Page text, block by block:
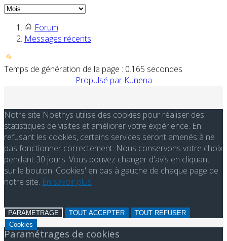
Forum
Messages récents
Temps de génération de la page : 0.165 secondes
Propulsé par Kunena
Notre site Noethys utilise des cookies pour réaliser des
statistiques de visites et améliorer votre expérience. En
refusant les cookies, certains services seront amenés à ne
pas fonctionner correctement. Nous conservons votre choix
pendant 30 jours. Vous pouvez changer d'avis en cliquant
sur le bouton 'Cookies' en bas à gauche de chaque page de
notre site. En savoir plus
PARAMETRAGE TOUT ACCEPTER
TOUT REFUSER
Cookies
Paramétrages de cookies